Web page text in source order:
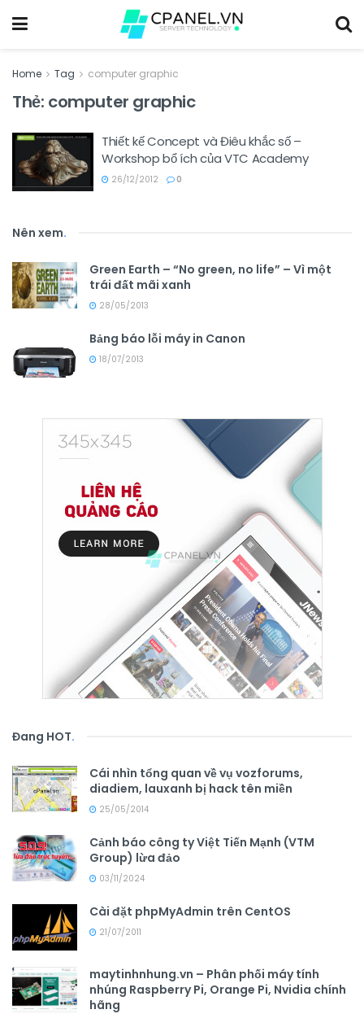
Home Tag computer graphic
Thẻ: computer graphic
Thiết kế Concept và Điêu khắc số –
Workshop bổ ích của VTC Academy
26/12/2012 0
Nên xem.
Green Earth – “No green, no life” – Vì một
trái đất mãi xanh
28/05/2013
Bảng báo lỗi máy in Canon
18/07/2013
Đang HOT.
Cái nhìn tổng quan về vụ vozforums,
diadiem, lauxanh bị hack tên miền
25/05/2014
Cảnh báo công ty Việt Tiến Mạnh (VTM
Group) lừa đảo
03/11/2024
Cài đặt phpMyAdmin trên CentOS
21/07/2011
maytinhnhung.vn – Phân phối máy tính
nhúng Raspberry Pi, Orange Pi, Nvidia chính
hãng